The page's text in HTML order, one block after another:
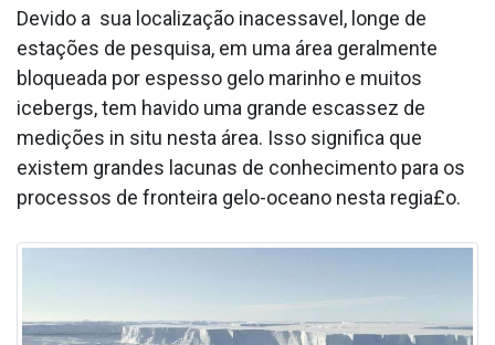
Devido a sua localização inacessa­vel, longe de
estações de pesquisa, em uma área geralmente
bloqueada por espesso gelo marinho e muitos
icebergs, tem havido uma grande escassez de
medições in situ nesta área. Isso significa que
existem grandes lacunas de conhecimento para os
processos de fronteira gelo-oceano nesta regia£o.